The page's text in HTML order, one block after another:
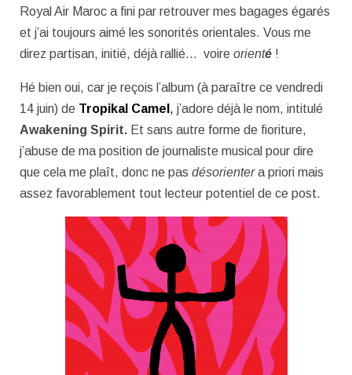
Royal Air Maroc a fini par retrouver mes bagages égarés
et j’ai toujours aimé les sonorités orientales. Vous me
direz partisan, initié, déjà rallié… voire orienté !
Hé bien oui, car je reçois l’album (à paraître ce vendredi
14 juin) de Tropikal Camel , j’adore déjà le nom, intitulé
Awakening Spirit. Et sans autre forme de fioriture,
j’abuse de ma position de journaliste musical pour dire
que cela me plaît, donc ne pas désorientera priori mais
assez favorablement tout lecteur potentiel de ce post.